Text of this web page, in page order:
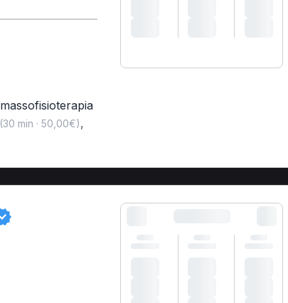
massofisioterapia
(30 min · 50,00€),